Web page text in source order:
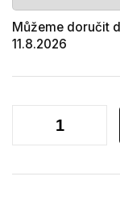
Můžeme doručit
11.8.2026